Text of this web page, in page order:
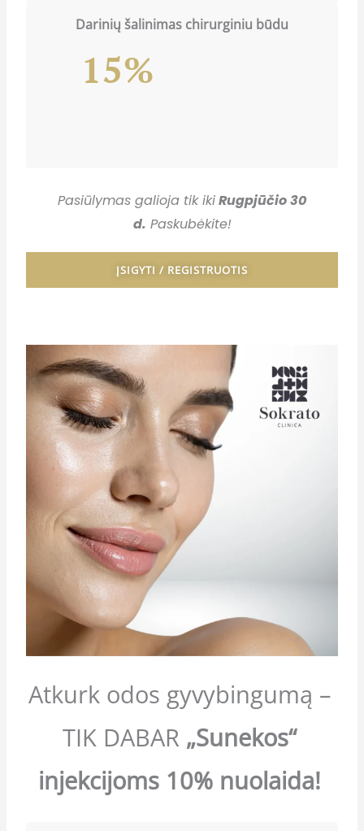
Darinių šalinimas chirurginiu būdu
15%
Pasiūlymas galioja tik ikiRugpjūčio 30
d. Paskubėkite!
ĮSIGYTI / REGISTRUOTIS
Atkurk odos gyvybingumą –
TIK DABAR „Sunekos“
injekcijoms 10% nuolaida!